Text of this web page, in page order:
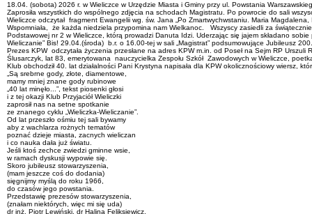
18.04. (sobota) 2026 r. w Wieliczce w Urzędzie Miasta i Gminy przy ul. Powstania
Zaprosiła wszystkich do wspólnego zdjęcia na schodach Magistratu. Po powrocie do sali
Wieliczce odczytał fragment Ewangelii wg. św. Jana „Po Zmartwychwstaniu. Maria
Wspomniała, że każda niedziela przypomina nam Wielkanoc. Wszyscy zasiedli za
Podstawowej nr 2 w Wieliczce, którą prowadzi Danuta Idzi. Uderzając się jajem składano
Wieliczanie” Bis! 29.04.(środa) b.r. o 16.00-tej w sali „Magistrat” podsumowujące Jubileusz
Prezes KPW odczytała życzenia przesłane na adres KPW m.in. od Poseł na Sejm RP
Ślusarczyk, lat 83, emerytowana nauczycielka Zespołu Szkół Zawodowych w Wieliczce,
Klub obchodził 40. lat działalności Pani Krystyna napisała dla KPW okolicznościowy wiersz,
„Są srebrne gody, złote, diamentowe,
mamy mniej znane gody rubinowe
„40 lat minęło...”, tekst piosenki głosi
i z tej okazji Klub Przyjaciół Wieliczki
zaprosił nas na setne spotkanie
ze znanego cyklu „Wieliczka-Wieliczanie”.
Od lat przeszło ośmiu tej sali bywamy
aby z wachlarza rożnych tematów
poznać dzieje miasta, zacnych wieliczan
i co nauka dała już światu.
Jeśli ktoś zechce zwiedzi gminne wsie,
w ramach dyskusji wypowie się.
Skoro jubileusz stowarzyszenia,
(mam jeszcze coś do dodania)
sięgnijmy myślą do roku 1966,
do czasów jego powstania.
Przedstawię prezesów stowarzyszenia,
(znałam niektórych, więc mi się uda)
dr inż. Piotr Lewiński, dr Halina Feliksiewicz,